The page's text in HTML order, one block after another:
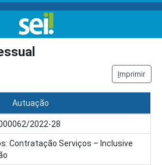
Imprimir
Autuação
2022-28
Contratação Serviços – Inclusive